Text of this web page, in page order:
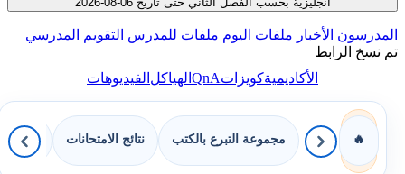
المدرسون الأخبار ملفات اليوم ملفات للمدرس التقويم المدرسي
تم نسخ الرابط
الأكاديميةكويزاتQnAالهياكلالفيديوهات
🔥 مجموعة التبرع بالكتب نتائج الامتحانات